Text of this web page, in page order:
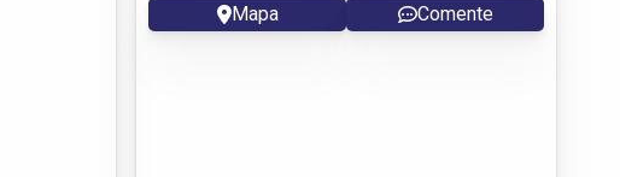
Mapa Comente